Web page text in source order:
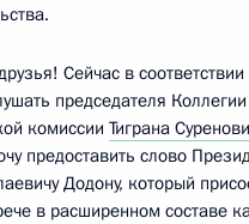
Сейчас в
председателя
комиссии Тиграна
предоставить слово
Додону, который
в расширенном составе